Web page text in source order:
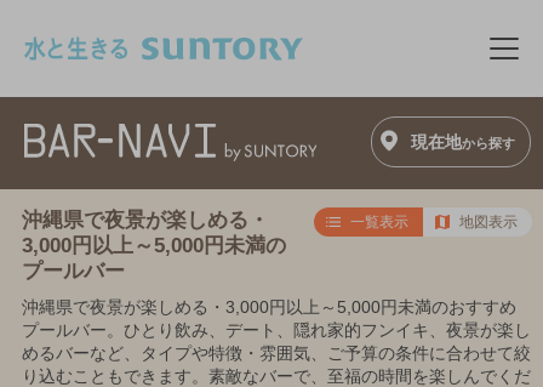
メ
現在地から探す
沖縄県で夜景が楽しめる・
3,000円以上～5,000円未満の
プールバー
一覧表示 地図表示
沖縄県で夜景が楽しめる・3,000円以上～5,000円未満のおすすめ
プールバー。ひとり飲み、デート、隠れ家的フンイキ、夜景が楽し
めるバーなど、タイプや特徴・雰囲気、ご予算の条件に合わせて絞
り込むこともできます。素敵なバーで、至福の時間を楽しんでくだ